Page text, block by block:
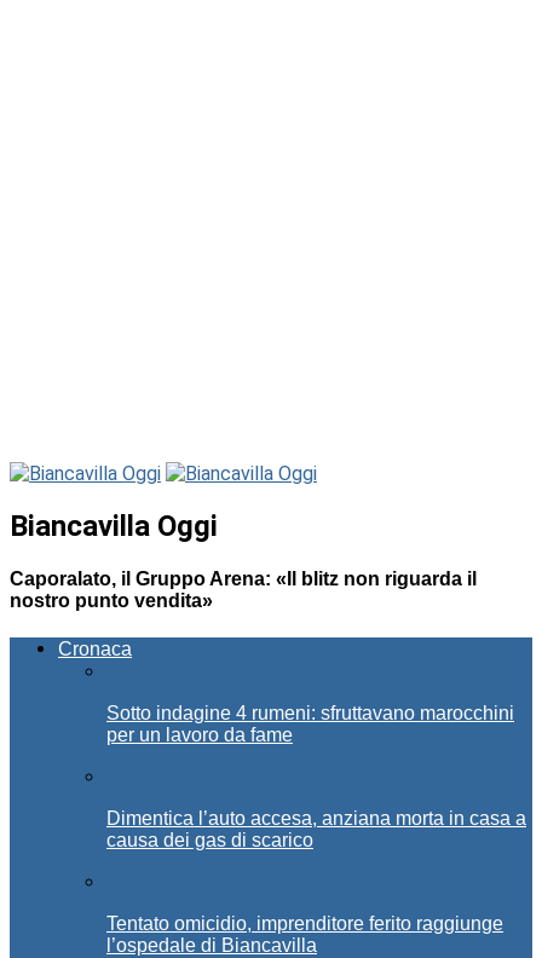
Biancavilla Oggi
Caporalato, il Gruppo Arena: «Il blitz non riguarda il
nostro punto vendita»
Cronaca
Sotto indagine 4 rumeni: sfruttavano marocchini
per un lavoro da fame
Dimentica l’auto accesa, anziana morta in casa a
causa dei gas di scarico
Tentato omicidio, imprenditore ferito raggiunge
l’ospedale di Biancavilla